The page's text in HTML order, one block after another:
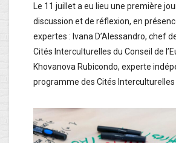
Le 11 juillet a eu lieu une première
discussion et de réflexion, en
expertes : Ivana D’Alessandro, chef
Cités Interculturelles du Conseil de
Khovanova Rubicondo, experte
programme des Cités Interculturelles